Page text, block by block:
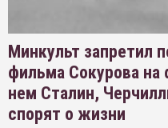
Минкульт запретил
фильма Сокурова
нем Сталин,
спорят о жизни